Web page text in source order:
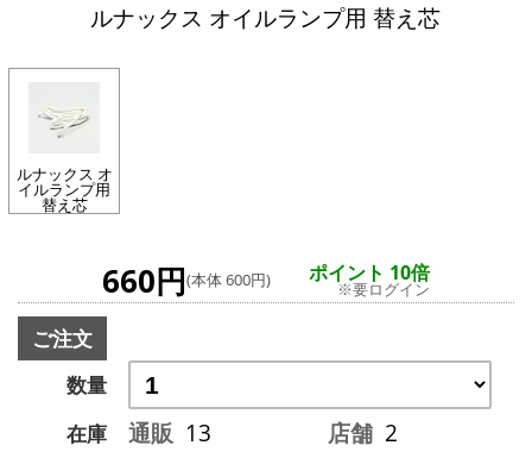
ルナックス オイルランプ用 替え芯
ルナックス オ
イルランプ用
替え芯
660円(本体 600円) ポイント 10倍
※要ログイン
ご注文
数量
在庫
通販 13 店舗 2